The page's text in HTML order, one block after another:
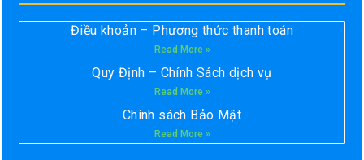
Điều khoản – Phương thức thanh toán
Read More »
Quy Định – Chính Sách dịch vụ
Read More »
Chính sách Bảo Mật
Read More »